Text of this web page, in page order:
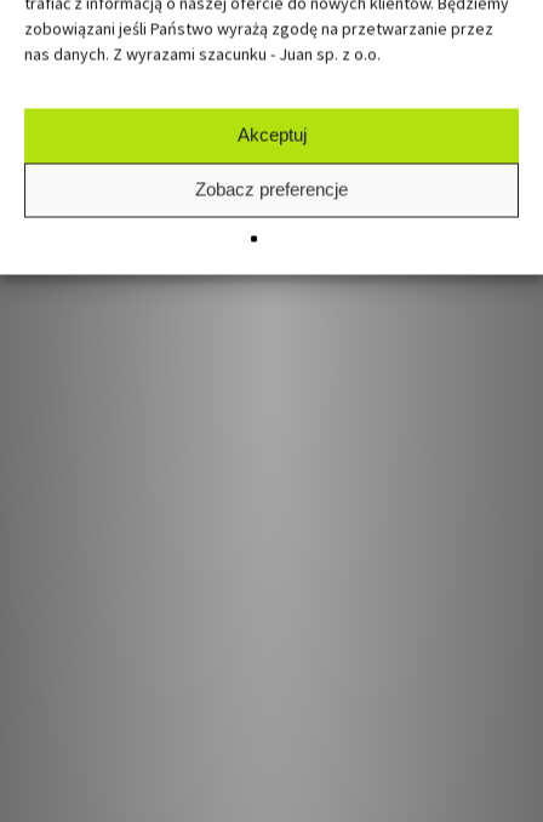
zobowiązani jeśli Państwo wyrażą zgodę na przetwarzanie przez
nas danych. Z wyrazami szacunku - Juan sp. z o.o.
Akceptuj
Zobacz preferencje
Grubość:16 mm, 18 mm, 19 mm
Wymiary:2800x2070mm